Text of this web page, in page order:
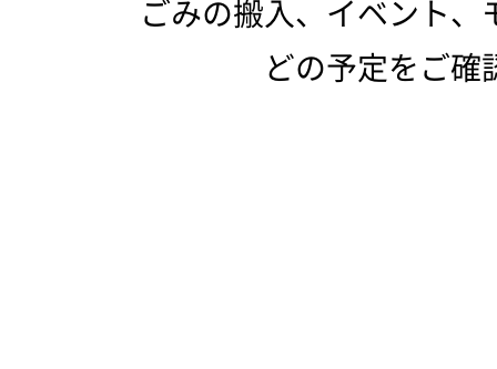
ごみの搬入、イベント
どの予定をご